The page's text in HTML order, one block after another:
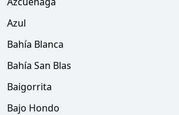
Azul
Bahía Blanca
Bahía San Blas
Baigorrita
Bajo Hondo